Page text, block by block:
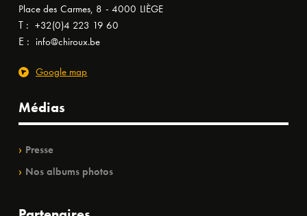
Place des Carmes, 8 - 4000 LIÈGE
T : +32(0)4 223 19 60
E : info@chiroux.be
Google map
Médias
Presse
Nos albums photos